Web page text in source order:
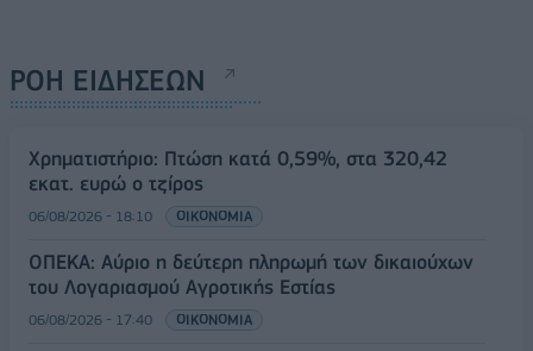
ΡΟΗ ΕΙΔΗΣΕΩΝ
Χρηματιστήριο: Πτώση κατά 0,59%, στα 320,42
εκατ. ευρώ ο τζίρος
06/08/2026 - 18:10 ΟΙΚΟΝΟΜΙΑ
ΟΠΕΚΑ: Αύριο η δεύτερη πληρωμή των δικαιούχων
του Λογαριασμού Αγροτικής Εστίας
06/08/2026 - 17:40 ΟΙΚΟΝΟΜΙΑ